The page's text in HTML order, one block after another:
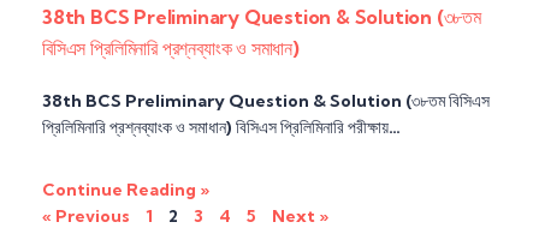
38th BCS Preliminary Question & Solution (৩৮তম
বিসিএস প্রিলিমিনারি প্রশ্নব্যাংক ও সমাধান)
38th BCS Preliminary Question & Solution (৩৮তম বিসিএস
প্রিলিমিনারি প্রশ্নব্যাংক ও সমাধান) বিসিএস প্রিলিমিনারি পরীক্ষায়…
Continue Reading »
« Previous
1 2 3 4 5 Next »